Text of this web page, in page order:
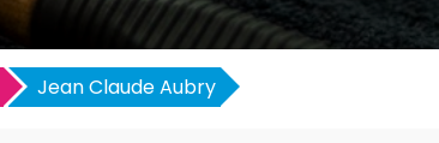
Jean Claude Aubry